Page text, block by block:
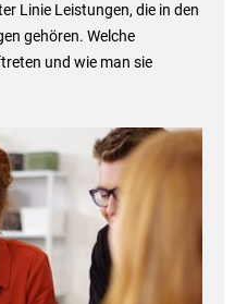
Linie Leistungen, die in den
gehören. Welche
und wie man sie